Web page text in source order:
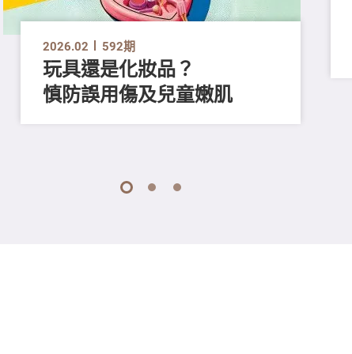
2026.02 592期
玩具還是化妝品？
慎防誤用傷及兒童嫩肌
1 2 3